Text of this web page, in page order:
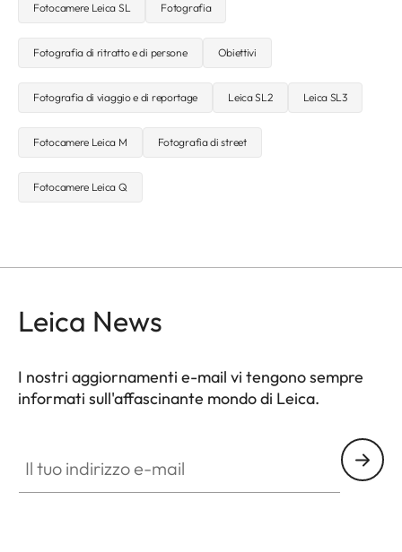
Fotocamere Leica SL Fotografia
Fotografia di ritratto e di persone Obiettivi
Fotografia di viaggio e di reportage Leica SL2 Leica SL3
Fotocamere Leica M Fotografia di street
Fotocamere Leica Q
Leica News
I nostri aggiornamenti e-mail vi tengono sempre
informati sull'affascinante mondo di Leica.